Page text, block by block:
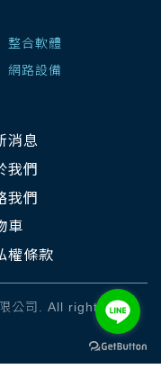
整合軟體
網路設備
消息
我們
我們
車
權條款
公司. All rights